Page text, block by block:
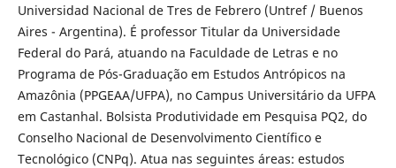
Universidad Nacional de Tres de Febrero (Untref / Buenos
Aires - Argentina). É professor Titular da Universidade
Federal do Pará, atuando na Faculdade de Letras e no
Programa de Pós-Graduação em Estudos Antrópicos na
Amazônia (PPGEAA/UFPA), no Campus Universitário da UFPA
em Castanhal. Bolsista Produtividade em Pesquisa PQ2, do
Conselho Nacional de Desenvolvimento Científico e
Tecnológico (CNPq). Atua nas seguintes áreas: estudos